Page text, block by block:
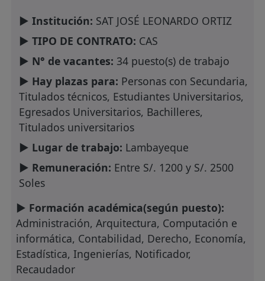
► Institución: SAT JOSÉ LEONARDO ORTIZ
► TIPO DE CONTRATO: CAS
► N° de vacantes: 34 puesto(s) de trabajo
► Hay plazas para: Personas con Secundaria,
Titulados técnicos, Estudiantes Universitarios,
Egresados Universitarios, Bachilleres,
Titulados universitarios
► Lugar de trabajo: Lambayeque
► Remuneración: Entre S/. 1200 y S/. 2500
Soles
► Formación académica(según puesto):
Administración, Arquitectura, Computación e
informática, Contabilidad, Derecho, Economía,
Estadística, Ingenierías, Notificador,
Recaudador